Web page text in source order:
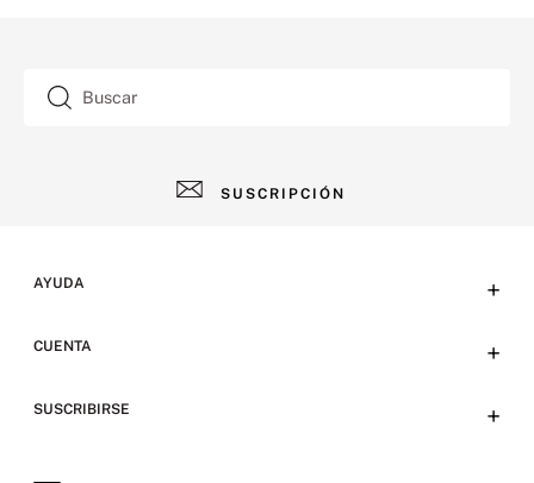
Buscar
SUSCRIPCIÓN
AYUDA +
Preguntas frecuentes
CUENTA +
SUSCRIBIRSE +